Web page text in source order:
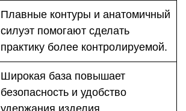
Плавные контуры и анатомичный
силуэт помогают сделать
практику более контролируемой.
Широкая база повышает
безопасность и удобство
удержания изделия.